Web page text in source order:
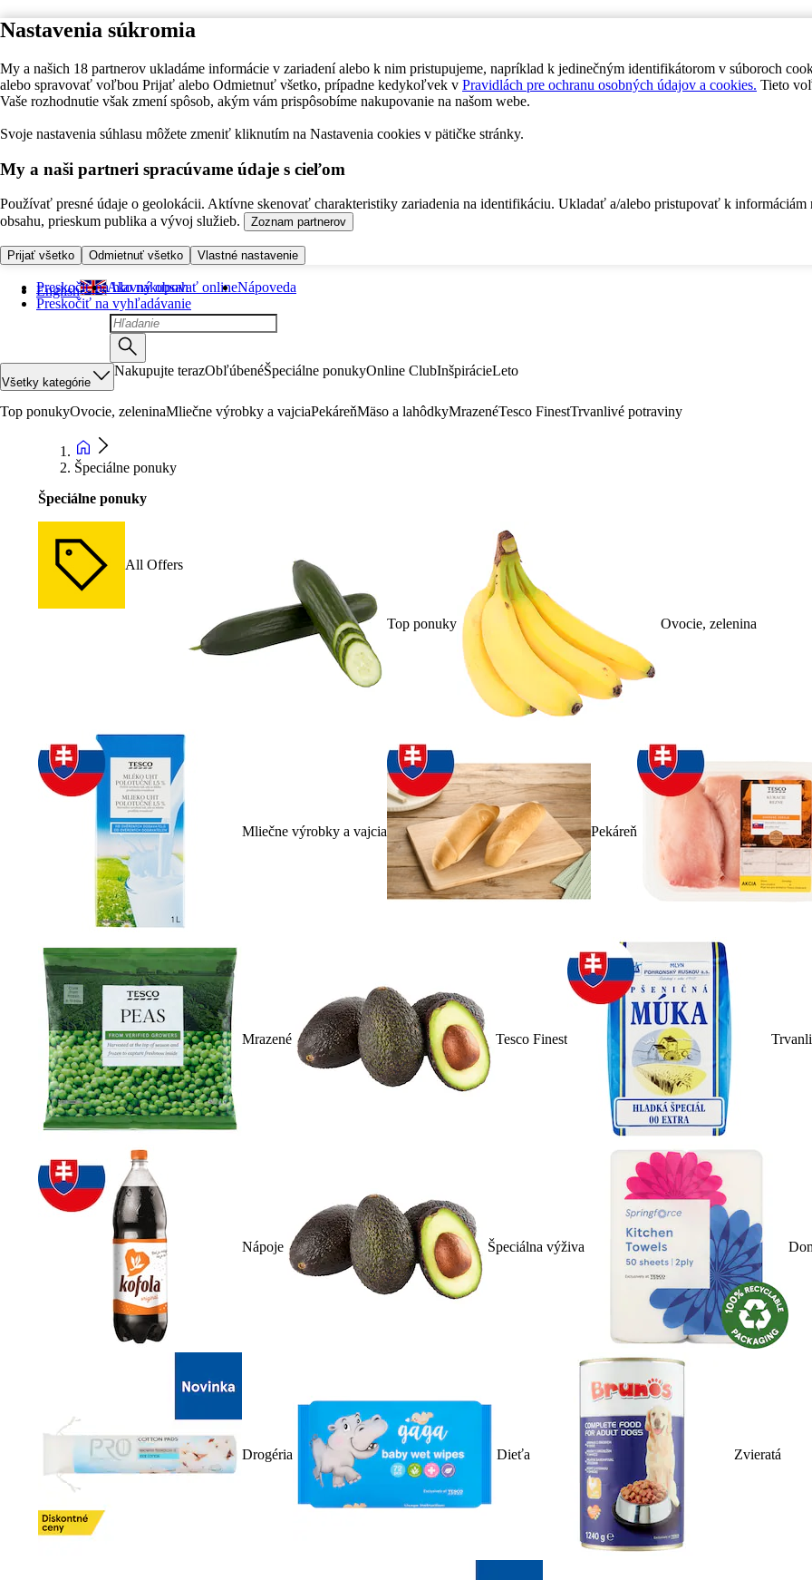
Nastavenia súkromia
My a našich 18 partnerov ukladáme informácie v zariadení alebo k nim pristupujeme, napríklad k jedinečným identifikátorom v súboroch
alebo spravovať voľbou Prijať alebo Odmietnuť všetko, prípadne kedykoľvek v Pravidlách pre ochranu osobných údajov a cookies. Tieto
Vaše rozhodnutie však zmení spôsob, akým vám prispôsobíme nakupovanie na našom webe.
Svoje nastavenia súhlasu môžete zmeniť kliknutím na Nastavenia cookies v pätičke stránky.
My a naši partneri spracúvame údaje s cieľom
Používať presné údaje o geolokácii. Aktívne skenovať charakteristiky zariadenia na identifikáciu. Ukladať a/alebo pristupovať k informáciám
obsahu, prieskum publika a vývoj služieb.
Zoznam partnerov
Prijať všetko Odmietnuť všetko Vlastné nastavenie
Preskočiť na hlavný obsah
Preskočiť na vyhľadávanie
English Ako nakupovať onlineNápoveda
Všetky kategórie
Nakupujte terazObľúbenéŠpeciálne ponukyOnline ClubInšpirácieLeto
Top ponukyOvocie, zeleninaMliečne výrobky a vajciaPekáreňMäso a lahôdkyMrazenéTesco FinestTrvanlivé potraviny
Špeciálne ponuky
Špeciálne ponuky
All Offers
Top ponuky Ovocie, zelenina
Mliečne výrobky a vajcia Pekáreň
Mrazené Tesco Finest
Nápoje Špeciálna výživa
Drogéria Dieťa Zvieratá